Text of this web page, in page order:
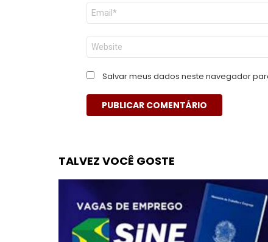
E-
mail
*
Site
Salvar meus dados neste navegador
TALVEZ VOCÊ GOSTE